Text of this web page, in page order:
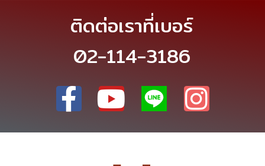
ติดต่อเราที่เบอร์
02-114-3186